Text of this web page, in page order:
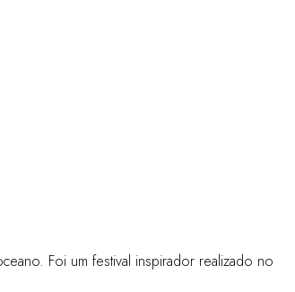
Foi um festival inspirador realizado no